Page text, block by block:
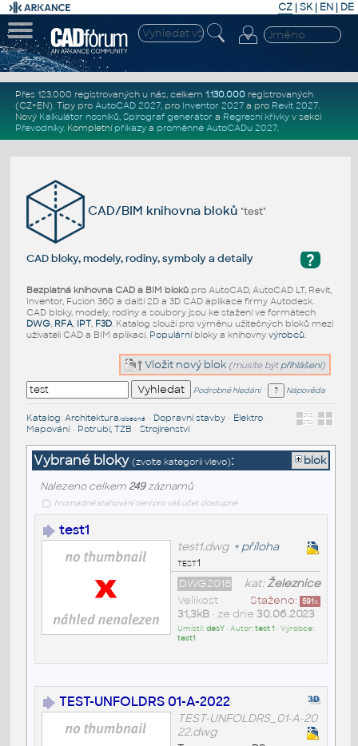
CZ | SK| EN | DE
Přes 123.000 registrovaných u nás, celkem 1.130.000registrovaných
(CZ+EN). Tipy pro AutoCAD 2027, pro Inventor 2027a pro Revit 2027.
Nový Kalkulátor nosníků, Spirograf generátor a Regresní křivkyv sekci
Převodníky. Kompletní příkazya proměnné AutoCADu 2027.
CAD/BIM knihovna bloků"test"
?
CAD bloky, modely, rodiny, symboly a detaily
Bezplatná knihovna CAD a BIM blokůpro AutoCAD, AutoCAD LT, Revit,
Inventor, Fusion 360 a další 2D a 3D CAD aplikace firmy Autodesk.
CAD bloky, modely, rodiny a soubory jsou ke stažení ve formátech
DWG, RFA, IPT, F3D. Katalog slouží pro výměnu užitečných bloků mezi
uživateli CAD a BIM aplikací. Populárníbloky a knihovny výrobců.
Vložit nový blok (musíte být přihlášeni)
Podrobné hledání Nápověda
Katalog: Architektura/obecné• Dopravní stavby• Elektro•
Mapování• Potrubí, TZB • Strojírenství
Vybrané bloky (zvolte kategorii vlevo): blok
Nalezeno celkem 249záznamů
hromadné stahování není pro váš účet dostupné
test1
test1.dwg + příloha
test1
kat:Železnice
DWG2018
Staženo: 591x
Velikost
31,3kB• ze dne 30.06.2023
Umístil:desY• Autor:test 1 • Výrobce:
test1
TEST-UNFOLDRS 01-A-2022
TEST-UNFOLDRS_01-A-20
22.dwg